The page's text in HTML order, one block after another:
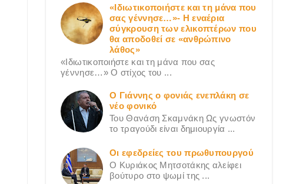
«Ιδιωτικοποιήστε και τη μάνα που
σας γέννησε…»- Η εναέρια
σύγκρουση των ελικοπτέρων που
θα αποδοθεί σε «ανθρώπινο
λάθος»
«Ιδιωτικοποιήστε και τη μάνα που σας
γέννησε…» Ο στίχος του ...
Ο Γιάννης ο φονιάς ενεπλάκη σε
νέο φονικό
Του Θανάση Σκαμνάκη Ως γνωστόν
το τραγούδι είναι δημιουργία ...
Οι εφεδρείες του πρωθυπουργού
Ο Κυριάκος Μητσοτάκης αλείφει
βούτυρο στο ψωμί της ...